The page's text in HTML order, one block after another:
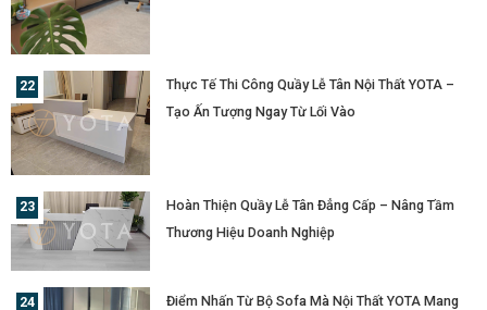
Thực Tế Thi Công Quầy Lễ Tân Nội Thất YOTA –
Tạo Ấn Tượng Ngay Từ Lối Vào
Hoàn Thiện Quầy Lễ Tân Đẳng Cấp – Nâng Tầm
Thương Hiệu Doanh Nghiệp
Điểm Nhấn Từ Bộ Sofa Mà Nội Thất YOTA Mang